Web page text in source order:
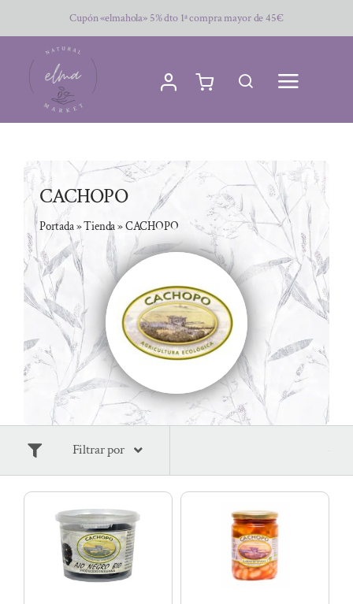
al
contenido
Cupón «elmahola» 5% dto 1ª compra mayor de 45€
CACHOPO
Portada»Tienda»CACHOPO
Filtrar por